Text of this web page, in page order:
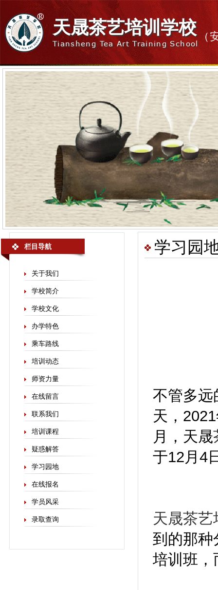
天晟茶艺培训学校
Tiansheng Tea Art Training School
（
栏目导航
关于我们
学校简介
学校文化
办学特色
乘车路线
培训动态
师资力量
在线留言
联系我们
培训课程
疑惑解答
学习园地
在线报名
学员风采
录取查询
学习园
不管多远
天，
月，天晟
于12月4
天晟茶
到的那种
培训班，